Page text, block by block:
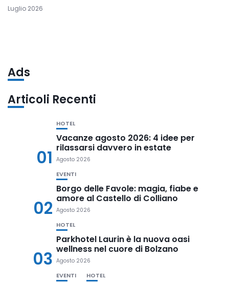
Luglio 2026
Ads
Articoli Recenti
01
HOTEL
Vacanze agosto 2026: 4 idee per
rilassarsi davvero in estate
Agosto 2026
02
EVENTI
Borgo delle Favole: magia, fiabe e
amore al Castello di Colliano
Agosto 2026
03
HOTEL
Parkhotel Laurin è la nuova oasi
wellness nel cuore di Bolzano
Agosto 2026
EVENTI HOTEL